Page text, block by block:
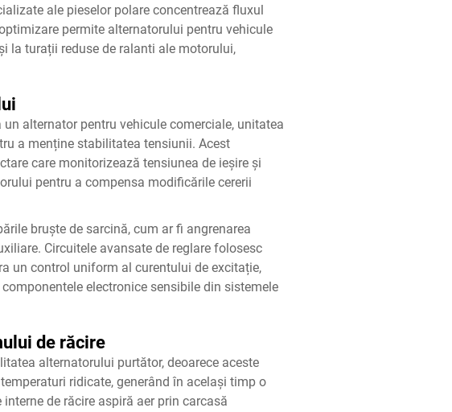
ale pieselor polare concentrează fluxul
permite alternatorului pentru vehicule
la turații reduse de ralanti ale motorului,
alternator pentru vehicule comerciale, unitatea
a menține stabilitatea tensiunii. Acest
care monitorizează tensiunea de ieșire și
pentru a compensa modificările cererii
bruște de sarcină, cum ar fi angrenarea
Circuitele avansate de reglare folosesc
un control uniform al curentului de excitație,
electronice sensibile din sistemele
de răcire
alternatorului purtător, deoarece aceste
ridicate, generând în același timp o
de răcire aspiră aer prin carcasă